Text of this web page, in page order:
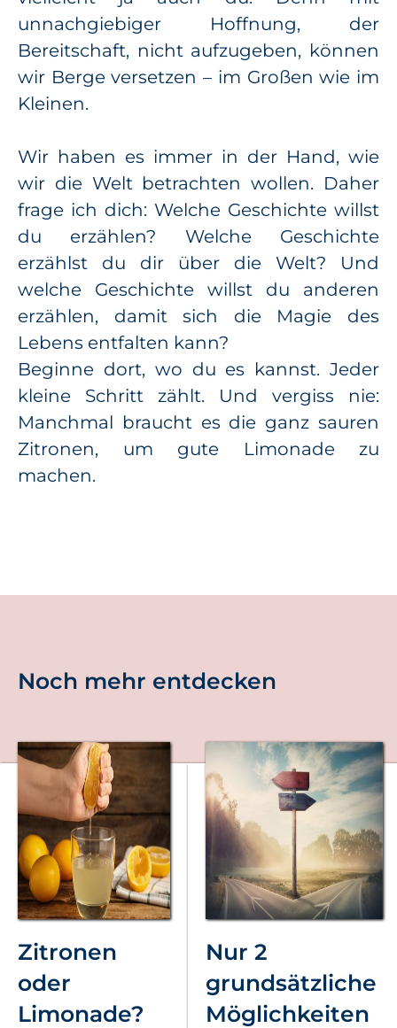
unnachgiebiger Hoffnung, der
Bereitschaft, nicht aufzugeben, können
wir Berge versetzen – im Großen wie im
Kleinen.
Wir haben es immer in der Hand, wie
wir die Welt betrachten wollen. Daher
frage ich dich: Welche Geschichte willst
du erzählen? Welche Geschichte
erzählst du dir über die Welt? Und
welche Geschichte willst du anderen
erzählen, damit sich die Magie des
Lebens entfalten kann?
Beginne dort, wo du es kannst. Jeder
kleine Schritt zählt. Und vergiss nie:
Manchmal braucht es die ganz sauren
Zitronen, um gute Limonade zu
machen.
Noch mehr entdecken
Zitronen
oder
Limonade?
Nur 2
grundsätzliche
Möglichkeiten